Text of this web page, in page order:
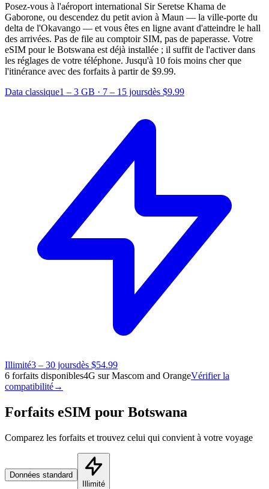
Posez-vous à l'aéroport international Sir Seretse Khama de
Gaborone, ou descendez du petit avion à Maun — la ville-porte du
delta de l'Okavango — et vous êtes en ligne avant d'atteindre le hall
des arrivées. Pas de file au comptoir SIM, pas de paperasse. Votre
eSIM pour le Botswana est déjà installée ; il suffit de l'activer dans
les réglages de votre téléphone. Jusqu'à 10 fois moins cher que
l'itinérance avec des forfaits à partir de $9.99.
Data classique1 – 3 GB · 7 – 15 joursdès $9.99
Illimité3 – 30 joursdès $54.99
6 forfaits disponibles4G sur Mascom and OrangeVérifier la
compatibilité→
Forfaits eSIM pour Botswana
Comparez les forfaits et trouvez celui qui convient à votre voyage
Données standard
Illimité